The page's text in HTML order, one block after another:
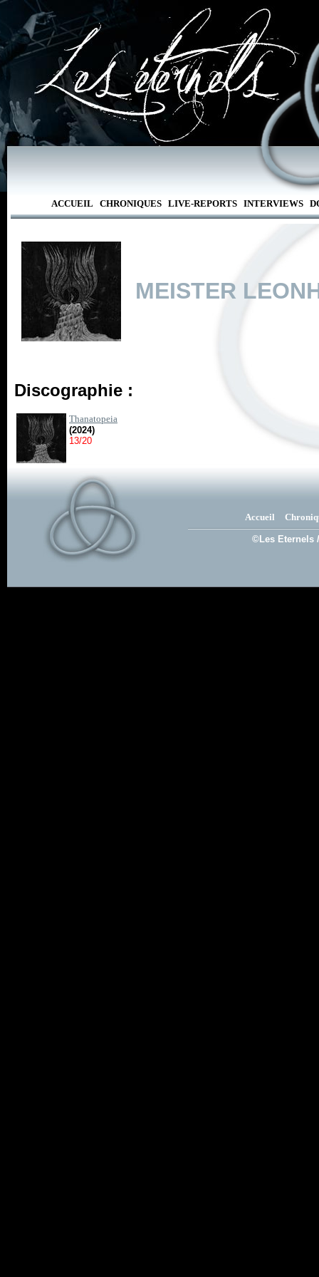
ACCUEIL CHRONIQUES LIVE-REPORTS INTERVIEWS
MEISTER
Discographie :
Thanatopeia
(2024)
13/20
Accueil
©Les Eternels